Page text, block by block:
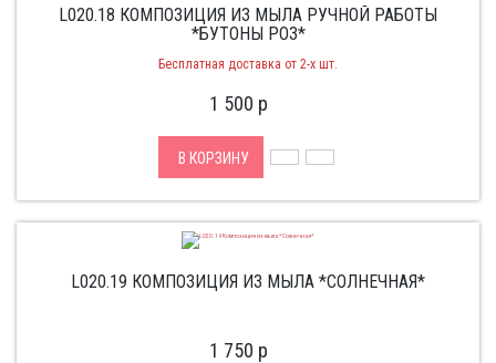
L020.18 КОМПОЗИЦИЯ ИЗ МЫЛА РУЧНОЙ РАБОТЫ
*БУТОНЫ РОЗ*
Бесплатная доставка от 2-х шт.
1 500 p
В КОРЗИНУ
L020.19 КОМПОЗИЦИЯ ИЗ МЫЛА *СОЛНЕЧНАЯ*
1 750 p